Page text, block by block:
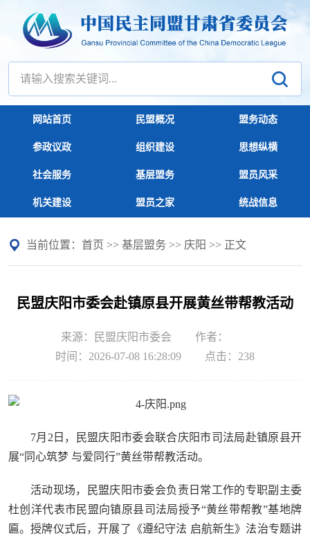
网站首页 民盟概况 盟务动态
参政议政 组织建设 思想纵横
社会服务 基层盟务 盟员风采
机关建设 盟员之家 统战信息
当前位置： 首页 >> 基层盟务 >> 庆阳 >> 正文
民盟庆阳市委会赴镇原县开展黄丝带帮教活动
来源：民盟庆阳市委会
作者：
时间：2026-07-08 16:28:09
点击： 238
7月2日，民盟庆阳市委会联合庆阳市司法局赴镇原县开
展“同心筑梦 与爱同行”黄丝带帮教活动。
活动现场，民盟庆阳市委会负责日常工作的专职副主委
杜创洋代表市民盟向镇原县司法局授予“黄丝带帮教”基地牌
匾。授牌仪式后，开展了《遵纪守法 启航新生》法治专题讲